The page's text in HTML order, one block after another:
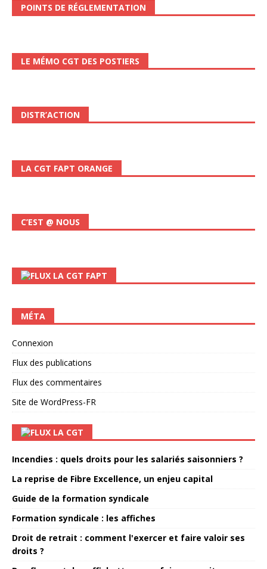
POINTS DE RÉGLEMENTATION
LE MÉMO CGT DES POSTIERS
DISTR’ACTION
LA CGT FAPT ORANGE
C’EST @ NOUS
LA CGT FAPT
MÉTA
Connexion
Flux des publications
Flux des commentaires
Site de WordPress-FR
LA CGT
Incendies : quels droits pour les salariés saisonniers ?
La reprise de Fibre Excellence, un enjeu capital
Guide de la formation syndicale
Formation syndicale : les affiches
Droit de retrait : comment l'exercer et faire valoir ses
droits ?